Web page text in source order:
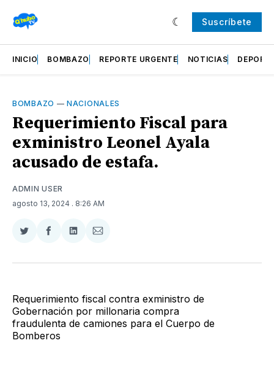
Suscríbete
INICIO BOMBAZO REPORTE URGENTE NOTICIAS
BOMBAZO —NACIONALES
Requerimiento Fiscal para
exministro Leonel Ayala
acusado de estafa.
ADMIN USER
agosto 13, 2024 . 8:26 AM
Compartir
Twitter
Compartir
Facebook
Compartir
LinkedIn
Compartir
Email
Requerimiento fiscal contra exministro de
Gobernación por millonaria compra
fraudulenta de camiones para el Cuerpo de
Bomberos